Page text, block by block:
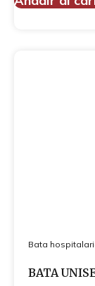
Bata
BATA